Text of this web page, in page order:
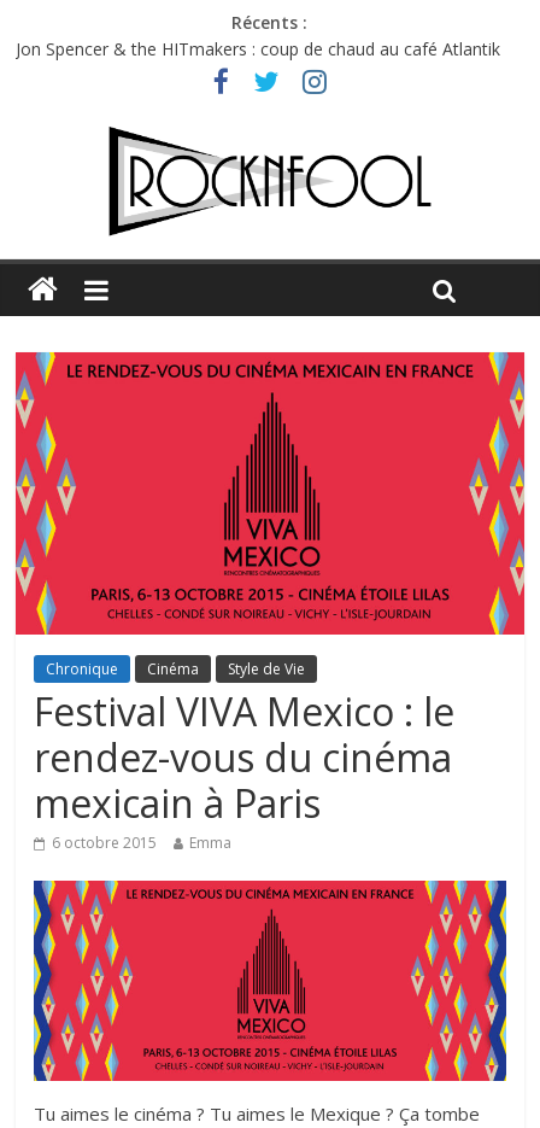
Récents :
Charlie Puth à l’Olympia : la leçon de pop du Professeur Puth
Jon Spencer & the HITmakers : coup de chaud au café Atlantik
Hellfest 2026 vendredi : température et émotions en hausse
Première édition du Midgard Festival : entre bière, métal et
Chronique Cinéma Style de Vie
Festival VIVA Mexico : le
rendez-vous du cinéma
mexicain à Paris
6 octobre 2015 Emma
Tu aimes le cinéma ? Tu aimes le Mexique ? Ça tombe